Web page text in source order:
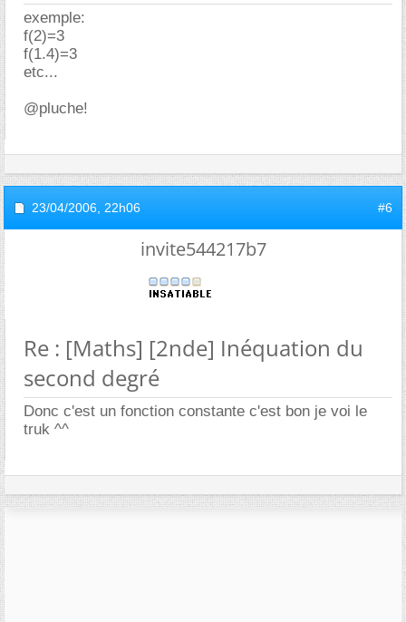
exemple:
f(2)=3
f(1.4)=3
etc...
@pluche!
23/04/2006, 22h06 #6
invite544217b7
Re : [Maths] [2nde] Inéquation du
second degré
Donc c'est un fonction constante c'est bon je voi le
truk ^^